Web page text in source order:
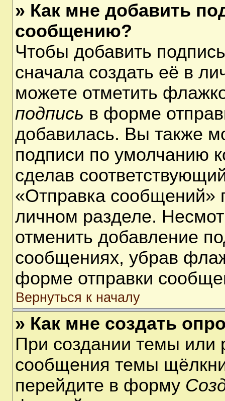
» Как мне добавить
сообщению?
Чтобы добавить
сначала создать её в
можете отметить
подпись в форме
добавилась. Вы также
подписи по умолчанию
сделав
«Отправка сообщений»
личном разделе.
отменить добавление
сообщениях, убрав
форме отправки
Вернуться к началу
» Как мне создать
При создании темы или
сообщения темы
перейдите в форму